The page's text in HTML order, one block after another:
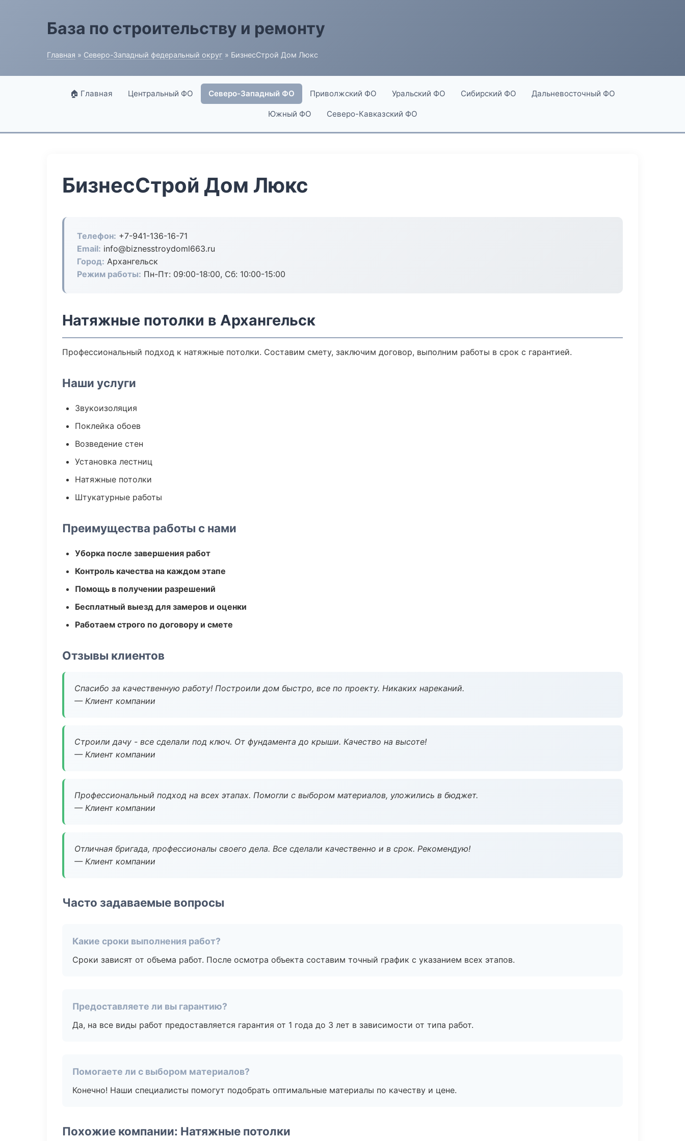
База по строительству и ремонту
Главная » Северо-Западный федеральный округ » БизнесСтрой Дом Люкс
🏠 Главная Центральный ФО Северо-Западный ФО Приволжский ФО Уральский ФО Сибирский ФО Дальневосточный ФО
Южный ФО Северо-Кавказский ФО
БизнесСтрой Дом Люкс
Телефон: +7-941-136-16-71
Email: info@biznesstroydoml663.ru
Город: Архангельск
Режим работы: Пн-Пт: 09:00-18:00, Сб: 10:00-15:00
Натяжные потолки в Архангельск
Профессиональный подход к натяжные потолки. Составим смету, заключим договор, выполним работы в срок с гарантией.
Наши услуги
Звукоизоляция
Поклейка обоев
Возведение стен
Установка лестниц
Натяжные потолки
Штукатурные работы
Преимущества работы с нами
Уборка после завершения работ
Контроль качества на каждом этапе
Помощь в получении разрешений
Бесплатный выезд для замеров и оценки
Работаем строго по договору и смете
Отзывы клиентов
Спасибо за качественную работу! Построили дом быстро, все по проекту. Никаких нареканий.
— Клиент компании
Строили дачу - все сделали под ключ. От фундамента до крыши. Качество на высоте!
— Клиент компании
Профессиональный подход на всех этапах. Помогли с выбором материалов, уложились в бюджет.
— Клиент компании
Отличная бригада, профессионалы своего дела. Все сделали качественно и в срок. Рекомендую!
— Клиент компании
Часто задаваемые вопросы
Какие сроки выполнения работ?
Сроки зависят от объема работ. После осмотра объекта составим точный график с указанием всех этапов.
Предоставляете ли вы гарантию?
Да, на все виды работ предоставляется гарантия от 1 года до 3 лет в зависимости от типа работ.
Помогаете ли с выбором материалов?
Конечно! Наши специалисты помогут подобрать оптимальные материалы по качеству и цене.
Похожие компании: Натяжные потолки